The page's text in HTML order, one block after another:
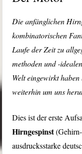
Die anfänglichen
kombinatorischen
Laufe der Zeit zu
methoden und -
Welt eingewirkt
weiterhin um uns
Dies ist der erste
Hirngespinst(Gehirn-
ausdrucksstarke